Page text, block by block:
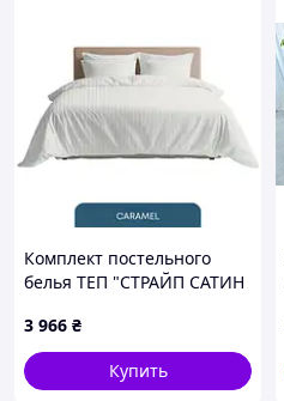
Комплект постельного
белья ТЕП "СТРАЙП САТИН
3 966 ₴
Купить